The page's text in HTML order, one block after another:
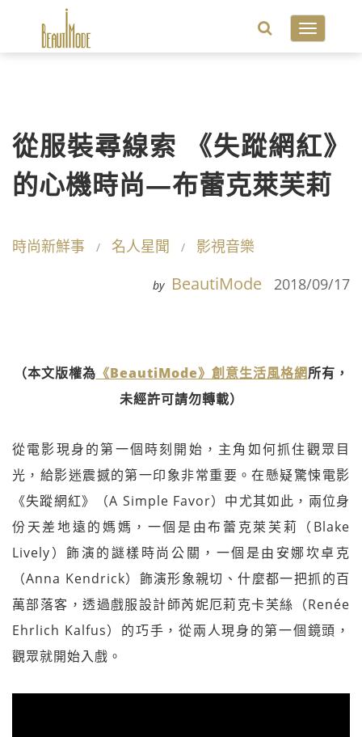
Toggle
從服裝尋線索 《失蹤網紅》
的心機時尚—布蕾克萊芙莉
時尚新鮮事 名人星聞 影視音樂
by BeautiMode 2018/09/17
（本文版權為 《BeautiMode》創意生活風格網所有，
未經許可請勿轉載）
從電影現身的第一個時刻開始，主角如何抓住觀眾目
光，給影迷震撼的第一印象非常重要。在懸疑驚悚電影
《失蹤網紅》（A Simple Favor）中尤其如此，兩位身
份天差地遠的媽媽，一個是由布蕾克萊芙莉（Blake
Lively）飾演的謎樣時尚公關，一個是由安娜坎卓克
（Anna Kendrick）飾演形象親切、什麼都一把抓的百
萬部落客，透過戲服設計師芮妮厄莉克卡芙絲（Renée
Ehrlich Kalfus）的巧手，從兩人現身的第一個鏡頭，
觀眾就開始入戲。